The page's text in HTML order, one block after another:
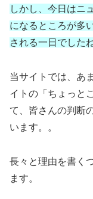
しかし、今日はニ
になるところが多
される一日でしたね
当サイトでは、あ
イトの「ちょっと
て、皆さんの判断
います。。
長々と理由を書く
ます。